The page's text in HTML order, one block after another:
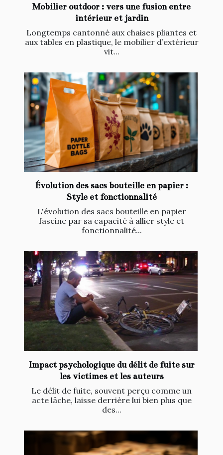
Mobilier outdoor : vers une fusion entre
intérieur et jardin
Longtemps cantonné aux chaises pliantes et
aux tables en plastique, le mobilier d’extérieur
vit...
Évolution des sacs bouteille en papier :
Style et fonctionnalité
L'évolution des sacs bouteille en papier
fascine par sa capacité à allier style et
fonctionnalité...
Impact psychologique du délit de fuite sur
les victimes et les auteurs
Le délit de fuite, souvent perçu comme un
acte lâche, laisse derrière lui bien plus que
des...